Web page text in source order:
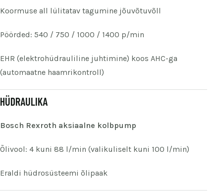
Koormuse all lülitatav tagumine jõuvõtuvõll
Pöörded: 540 / 750 / 1000 / 1400 p/min
EHR (elektrohüdrauliline juhtimine) koos AHC-ga
(automaatne haamrikontroll)
HÜDRAULIKA
Bosch Rexroth aksiaalne kolbpump
Õlivool: 4 kuni 88 l/min (valikuliselt kuni 100 l/min)
Eraldi hüdrosüsteemi õlipaak